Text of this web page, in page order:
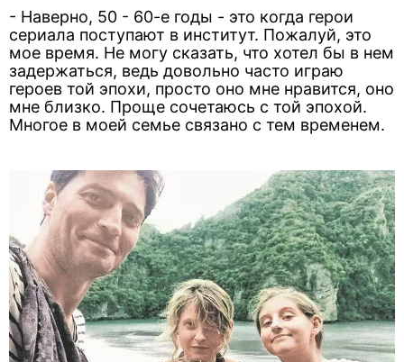
- Наверно, 50 - 60-е годы - это когда герои
сериала поступают в институт. Пожалуй, это
мое время. Не могу сказать, что хотел бы в нем
задержаться, ведь довольно часто играю
героев той эпохи, просто оно мне нравится, оно
мне близко. Проще сочетаюсь с той эпохой.
Многое в моей семье связано с тем временем.